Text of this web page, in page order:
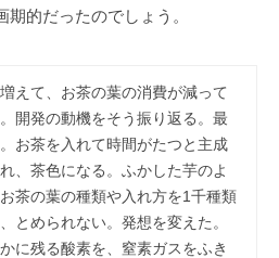
的だったのでしょう。
えて、お茶の葉の消費が減って
開発の動機をそう振り返る。最
お茶を入れて時間がたつと主成
、茶色になる。ふかした芋のよ
茶の葉の種類や入れ方を1千種類
とめられない。発想を変えた。
に残る酸素を、窒素ガスをふき